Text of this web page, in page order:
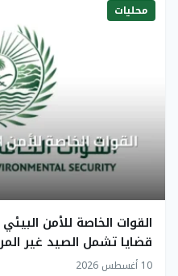
محليات
القوات الخاصة للأمن
قضايا تشمل الصيد غير
وإشعال النار
10 أغسطس 2026